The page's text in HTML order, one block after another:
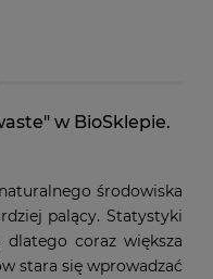
w BioSklepie.
środowiska
palący. Statystyki
coraz większa
stara się wprowadzać